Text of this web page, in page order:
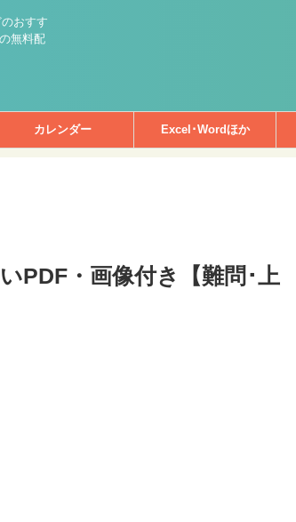
おすす
無料配
カレンダー Excel･Wordほか
PDF・画像付き【難問･上